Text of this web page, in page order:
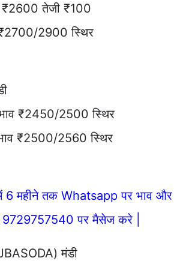
₹2600 तेजी ₹100
2900 स्थिर
भाव ₹2450/2500 स्थिर
₹2500/2560 स्थिर
6 महीने तक Whatsapp पर भाव और
9729757540 पर मैसेज करे |
मंडी